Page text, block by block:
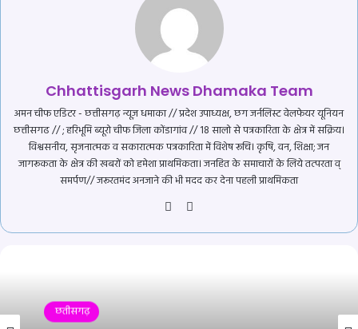
Chhattisgarh News Dhamaka Team
अमन चीफ एडिटर - छत्तीसगढ़ न्यूज़ धमाका // प्रदेश उपाध्यक्ष, छग जर्नलिस्ट वेलफेयर यूनियन
छत्तीसगढ // ; हरिभूमि ब्यूरो चीफ जिला कोंडागांव // 18 सालो से पत्रकारिता के क्षेत्र में सक्रिय।
विश्वसनीय, सृजनात्मक व सकारात्मक पत्रकारिता में विशेष रूचि। कृषि, वन, शिक्षा; जन
जागरूकता के क्षेत्र की खबरों को हमेशा प्राथमिकता। जनहित के समाचारों के लिये तत्परता व्
समर्पण// जरूरतमंद अनजाने की भी मदद कर देना पहली प्राथमिकता
Website
छतीसगढ़